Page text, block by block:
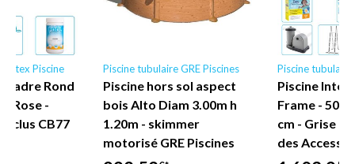
Intex Piscine
Cadre Rond
- Rose -
CB77
Piscine tubulaire GRE Piscines
Piscine hors sol aspect
bois Alto Diam 3.00m h
1.20m - skimmer
motorisé GRE Piscines
Piscine
Piscine
Frame - 503
cm - Grise -
des